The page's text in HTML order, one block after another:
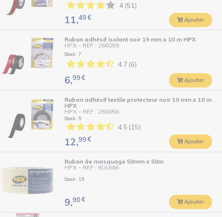
4 (51)
11,49€ Ajouter
Ruban adhésif isolant noir 19 mm x 10 m HPX
HPX – REF : 266059
Stock : 7
4.7 (6)
6,99€ Ajouter
Ruban adhésif textile protecteur noir 19 mm x 10 m
HPX
HPX – REF : 266056
Stock : 5
4.5 (15)
12,99€ Ajouter
Ruban de masquage 50mm x 50m
HPX – REF : 601686
Stock : 15
9,90€ Ajouter